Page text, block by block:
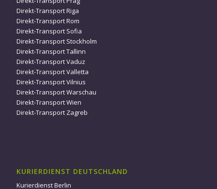
Direkt-Transport Riga
Direkt-Transport Rom
Direkt-Transport Sofia
Direkt-Transport Stockholm
Direkt-Transport Tallinn
Direkt-Transport Vaduz
Direkt-Transport Valletta
Direkt-Transport Vilnius
Direkt-Transport Warschau
Direkt-Transport Wien
Direkt-Transport Zagreb
KURIERDIENST DEUTSCHLAND
Kurierdienst Berlin